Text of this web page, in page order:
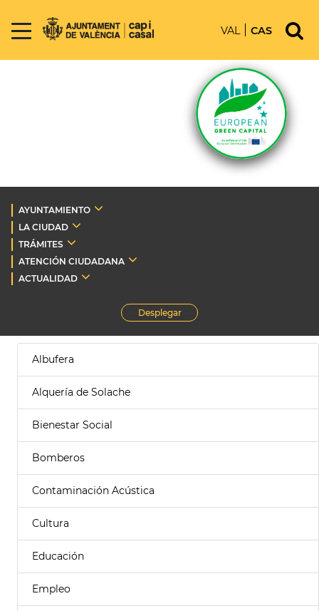
VAL CAS
AYUNTAMIENTO
LA CIUDAD
TRÁMITES
ATENCIÓN CIUDADANA
ACTUALIDAD
Desplegar
Albufera
Alquería de Solache
Bienestar Social
Bomberos
Contaminación Acústica
Cultura
Educación
Empleo